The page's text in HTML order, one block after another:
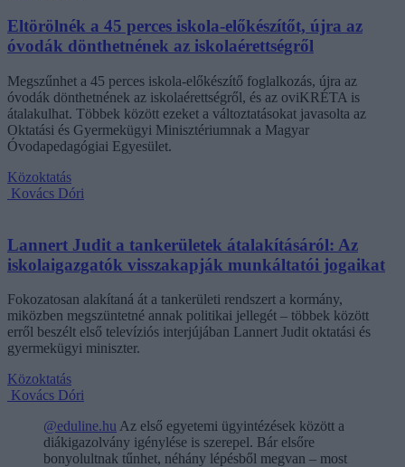
Eltörölnék a 45 perces iskola-előkészítőt, újra az
óvodák dönthetnének az iskolaérettségről
Megszűnhet a 45 perces iskola-előkészítő foglalkozás, újra az
óvodák dönthetnének az iskolaérettségről, és az oviKRÉTA is
átalakulhat. Többek között ezeket a változtatásokat javasolta az
Oktatási és Gyermekügyi Minisztériumnak a Magyar
Óvodapedagógiai Egyesület.
Közoktatás
Kovács Dóri
Lannert Judit a tankerületek átalakításáról: Az
iskolaigazgatók visszakapják munkáltatói jogaikat
Fokozatosan alakítaná át a tankerületi rendszert a kormány,
miközben megszüntetné annak politikai jellegét – többek között
erről beszélt első televíziós interjújában Lannert Judit oktatási és
gyermekügyi miniszter.
Közoktatás
Kovács Dóri
@eduline.hu Az első egyetemi ügyintézések között a
diákigazolvány igénylése is szerepel. Bár elsőre
bonyolultnak tűnhet, néhány lépésből megvan – most